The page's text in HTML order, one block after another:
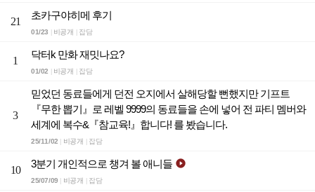
21
초카구야히메 후기
01/23 비공개 잡담
1
닥터k 만화 재밋나요?
01/02 비공개 잡담
3
믿었던 동료들에게 던전 오지에서 살해당할 뻔했지만 기프트
『무한 뽑기』로 레벨 9999의 동료들을 손에 넣어 전 파티 멤버와
세계에 복수&『참교육!』합니다! 를 봤습니다.
25/11/02 비공개 잡담
10
3분기 개인적으로 챙겨 볼 애니들 
25/07/09 비공개 잡담